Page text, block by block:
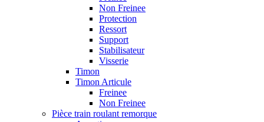
Non Freinee
Protection
Ressort
Support
Stabilisateur
Visserie
Timon
Timon Articule
Freinee
Non Freinee
Pièce train roulant remorque